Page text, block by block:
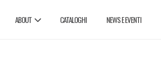
ABOUT CATALOGHI NEWS E EVENTI